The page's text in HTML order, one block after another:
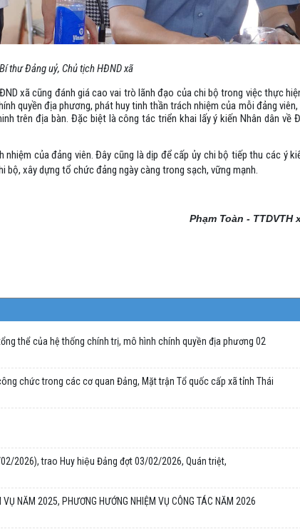
thư Đảng uỷ, Chủ tịch HĐND xã
xã cũng đánh giá cao vai trò lãnh đạo của chi bộ trong việc thực
quyền địa phương, phát huy tinh thần trách nhiệm của mỗi đảng
trên địa bàn. Đặc biệt là công tác triển khai lấy ý kiến Nhân dân về
của đảng viên. Đây cũng là dịp để cấp ủy chi bộ tiếp thu các ý
xây dựng tổ chức đảng ngày càng trong sạch, vững mạnh.
Phạm Toàn - TTDVTH
thể của hệ thống chính trị, mô hình chính quyền địa phương 02
chức trong các cơ quan Đảng, Mặt trận Tổ quốc cấp xã tỉnh Thái
2026), trao Huy hiệu Đảng đợt 03/02/2026, Quán triệt,
NĂM 2025, PHƯƠNG HƯỚNG NHIỆM VỤ CÔNG TÁC NĂM 2026